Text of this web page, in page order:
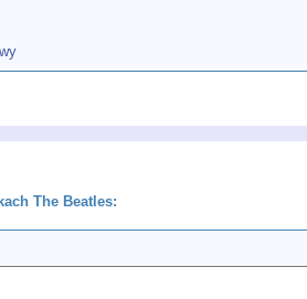
The Beatles: